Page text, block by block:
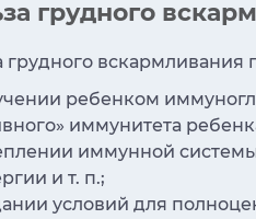
грудного
грудного вскармливания
ребенком
иммунитета
иммунной
и т. п.;
условий для